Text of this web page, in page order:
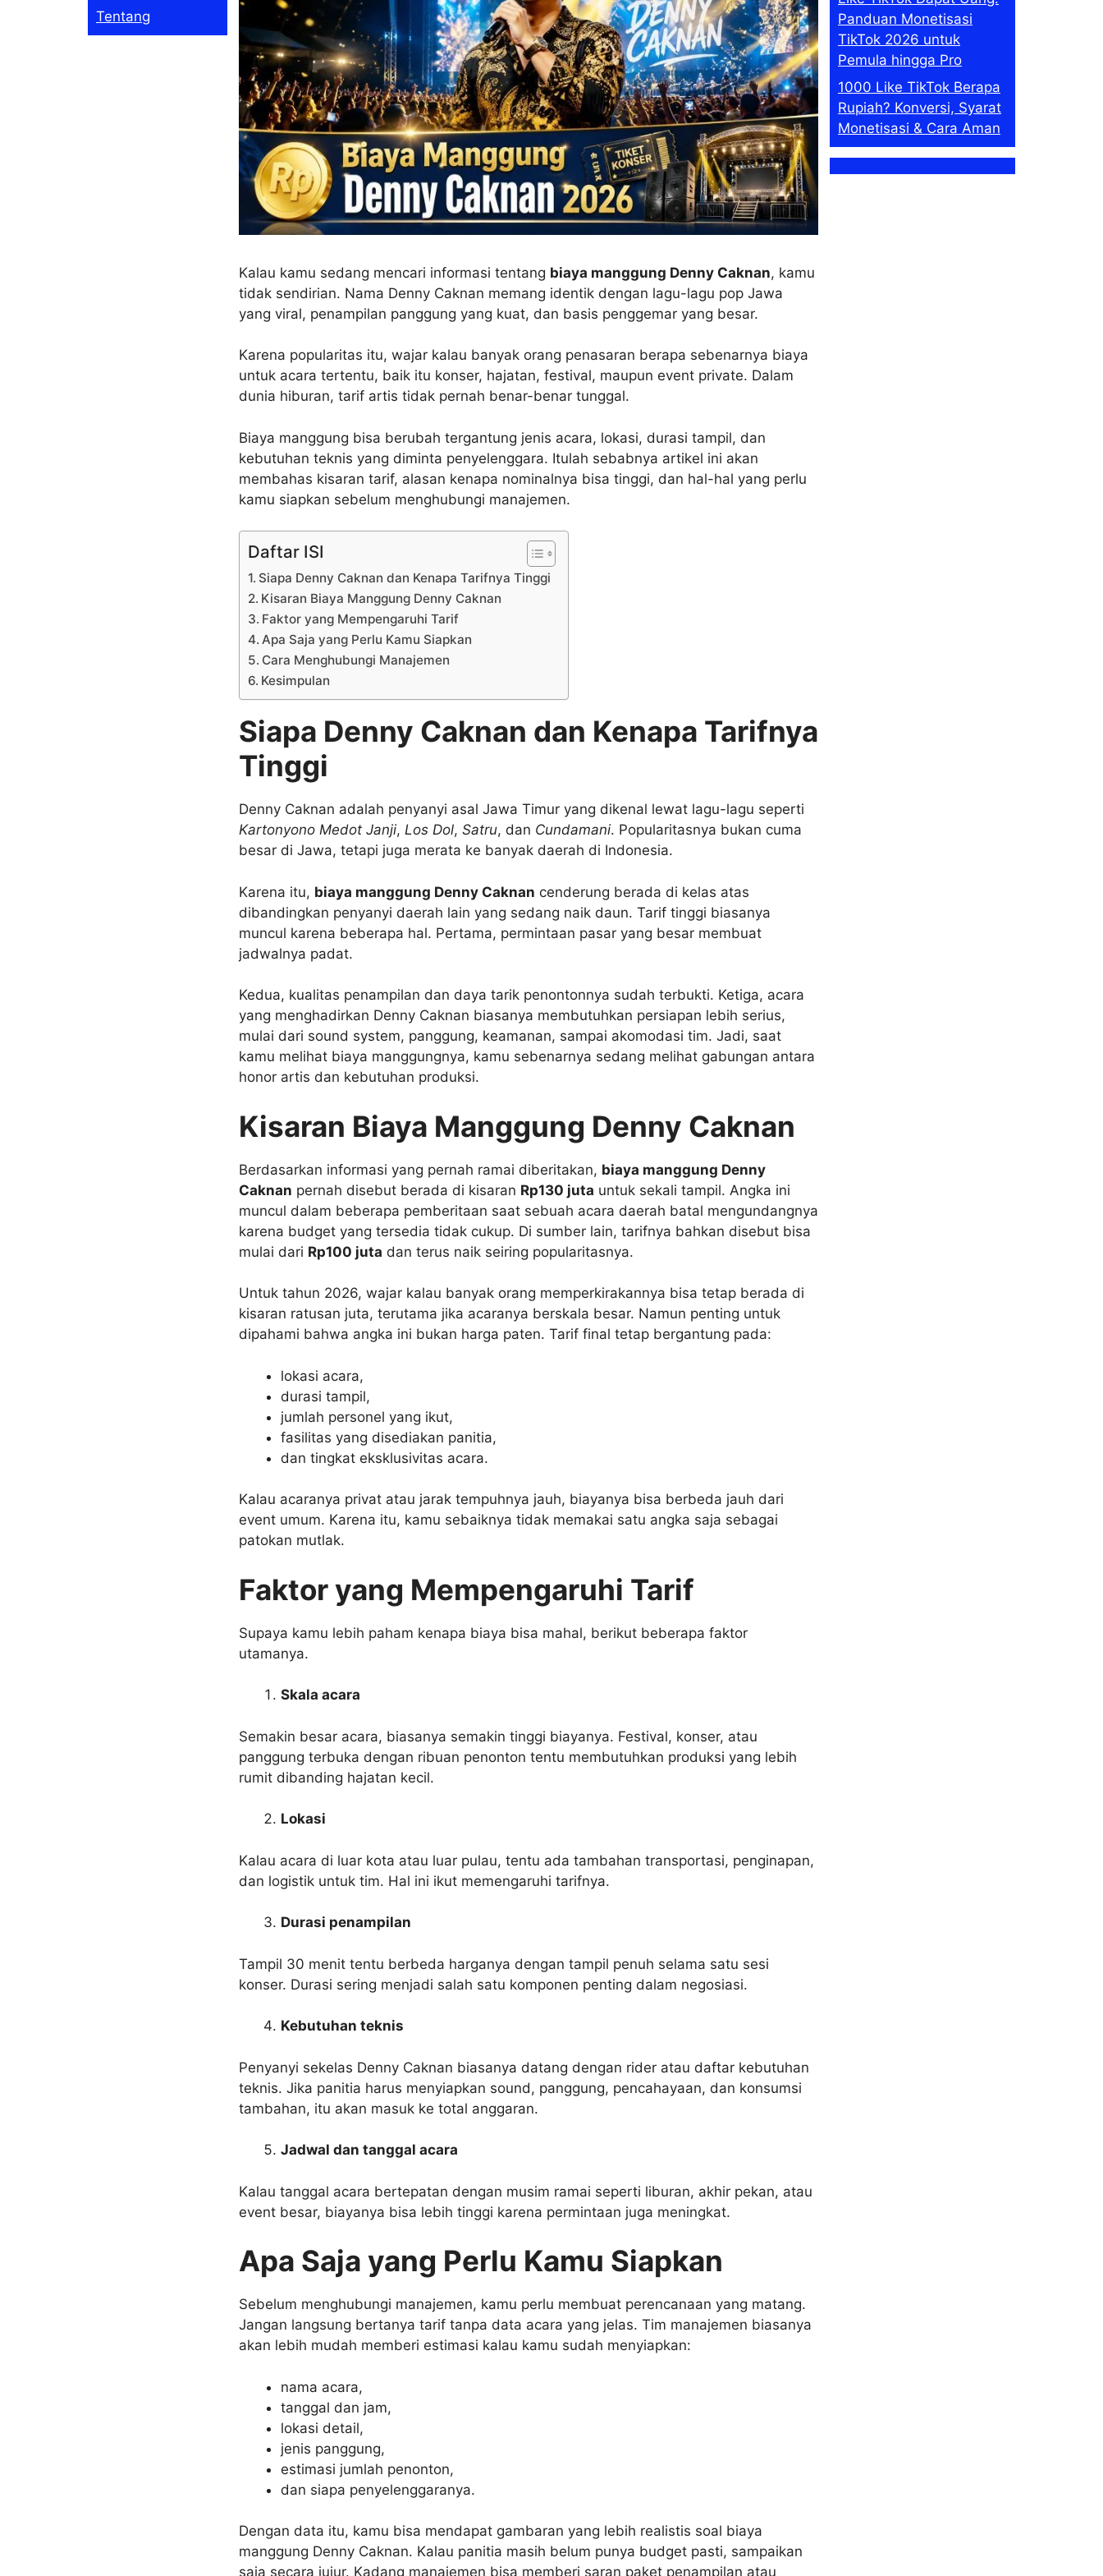
Kalau kamu sedang mencari informasi tentang biaya manggung Denny Caknan, kamu
tidak sendirian. Nama Denny Caknan memang identik dengan lagu-lagu pop Jawa
yang viral, penampilan panggung yang kuat, dan basis penggemar yang besar.
Karena popularitas itu, wajar kalau banyak orang penasaran berapa sebenarnya biaya
untuk acara tertentu, baik itu konser, hajatan, festival, maupun event private. Dalam
dunia hiburan, tarif artis tidak pernah benar-benar tunggal.
Biaya manggung bisa berubah tergantung jenis acara, lokasi, durasi tampil, dan
kebutuhan teknis yang diminta penyelenggara. Itulah sebabnya artikel ini akan
membahas kisaran tarif, alasan kenapa nominalnya bisa tinggi, dan hal-hal yang perlu
kamu siapkan sebelum menghubungi manajemen.
Daftar ISI
Siapa Denny Caknan dan Kenapa Tarifnya Tinggi
Kisaran Biaya Manggung Denny Caknan
Faktor yang Mempengaruhi Tarif
Apa Saja yang Perlu Kamu Siapkan
Cara Menghubungi Manajemen
Kesimpulan
Siapa Denny Caknan dan Kenapa Tarifnya
Tinggi
Denny Caknan adalah penyanyi asal Jawa Timur yang dikenal lewat lagu-lagu seperti
Kartonyono Medot Janji, Los Dol, Satru, dan Cundamani. Popularitasnya bukan cuma
besar di Jawa, tetapi juga merata ke banyak daerah di Indonesia.
Karena itu, biaya manggung Denny Caknan cenderung berada di kelas atas
dibandingkan penyanyi daerah lain yang sedang naik daun. Tarif tinggi biasanya
muncul karena beberapa hal. Pertama, permintaan pasar yang besar membuat
jadwalnya padat.
Kedua, kualitas penampilan dan daya tarik penontonnya sudah terbukti. Ketiga, acara
yang menghadirkan Denny Caknan biasanya membutuhkan persiapan lebih serius,
mulai dari sound system, panggung, keamanan, sampai akomodasi tim. Jadi, saat
kamu melihat biaya manggungnya, kamu sebenarnya sedang melihat gabungan antara
honor artis dan kebutuhan produksi.
Kisaran Biaya Manggung Denny Caknan
Berdasarkan informasi yang pernah ramai diberitakan, biaya manggung Denny
Caknan pernah disebut berada di kisaran Rp130 juta untuk sekali tampil. Angka ini
muncul dalam beberapa pemberitaan saat sebuah acara daerah batal mengundangnya
karena budget yang tersedia tidak cukup. Di sumber lain, tarifnya bahkan disebut bisa
mulai dari Rp100 juta dan terus naik seiring popularitasnya.
Untuk tahun 2026, wajar kalau banyak orang memperkirakannya bisa tetap berada di
kisaran ratusan juta, terutama jika acaranya berskala besar. Namun penting untuk
dipahami bahwa angka ini bukan harga paten. Tarif final tetap bergantung pada:
lokasi acara,
durasi tampil,
jumlah personel yang ikut,
fasilitas yang disediakan panitia,
dan tingkat eksklusivitas acara.
Kalau acaranya privat atau jarak tempuhnya jauh, biayanya bisa berbeda jauh dari
event umum. Karena itu, kamu sebaiknya tidak memakai satu angka saja sebagai
patokan mutlak.
Faktor yang Mempengaruhi Tarif
Supaya kamu lebih paham kenapa biaya bisa mahal, berikut beberapa faktor
utamanya.
Skala acara
Semakin besar acara, biasanya semakin tinggi biayanya. Festival, konser, atau
panggung terbuka dengan ribuan penonton tentu membutuhkan produksi yang lebih
rumit dibanding hajatan kecil.
Lokasi
Kalau acara di luar kota atau luar pulau, tentu ada tambahan transportasi, penginapan,
dan logistik untuk tim. Hal ini ikut memengaruhi tarifnya.
Durasi penampilan
Tampil 30 menit tentu berbeda harganya dengan tampil penuh selama satu sesi
konser. Durasi sering menjadi salah satu komponen penting dalam negosiasi.
Kebutuhan teknis
Penyanyi sekelas Denny Caknan biasanya datang dengan rider atau daftar kebutuhan
teknis. Jika panitia harus menyiapkan sound, panggung, pencahayaan, dan konsumsi
tambahan, itu akan masuk ke total anggaran.
Jadwal dan tanggal acara
Kalau tanggal acara bertepatan dengan musim ramai seperti liburan, akhir pekan, atau
event besar, biayanya bisa lebih tinggi karena permintaan juga meningkat.
Apa Saja yang Perlu Kamu Siapkan
Sebelum menghubungi manajemen, kamu perlu membuat perencanaan yang matang.
Jangan langsung bertanya tarif tanpa data acara yang jelas. Tim manajemen biasanya
akan lebih mudah memberi estimasi kalau kamu sudah menyiapkan:
nama acara,
tanggal dan jam,
lokasi detail,
jenis panggung,
estimasi jumlah penonton,
dan siapa penyelenggaranya.
Dengan data itu, kamu bisa mendapat gambaran yang lebih realistis soal biaya
manggung Denny Caknan. Kalau panitia masih belum punya budget pasti, sampaikan
saja secara jujur. Kadang manajemen bisa memberi saran paket penampilan atau
Tentang
Panduan Monetisasi
TikTok 2026 untuk
Pemula hingga Pro
1000 Like TikTok Berapa
Rupiah? Konversi, Syarat
Monetisasi & Cara Aman